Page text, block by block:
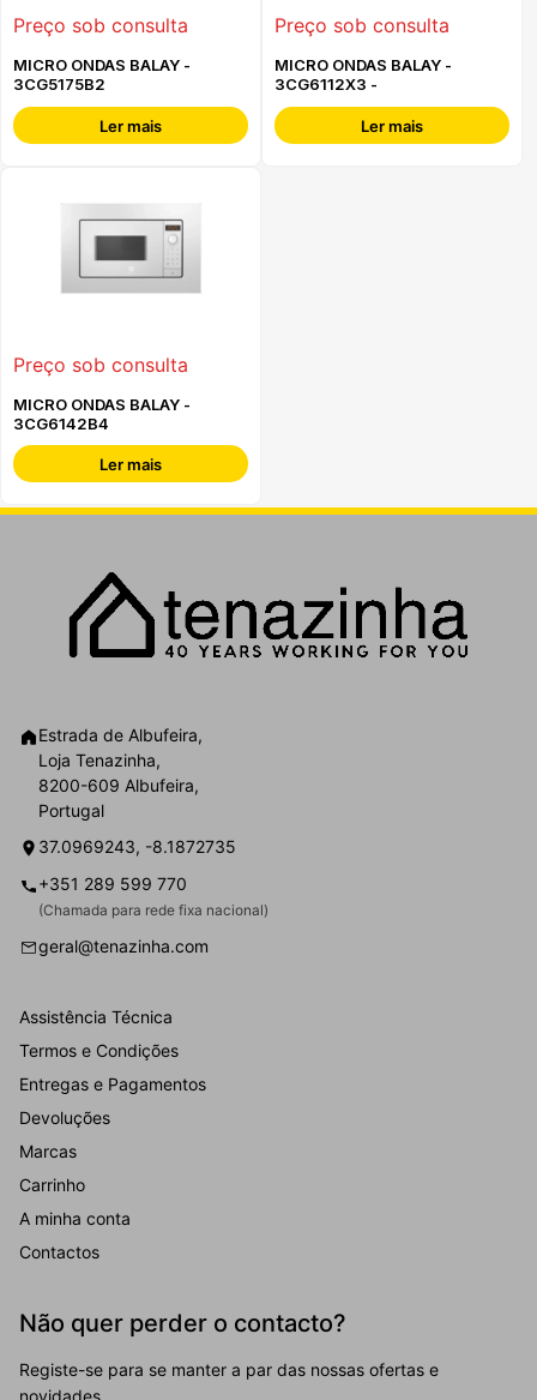
Preço sob consulta
MICRO ONDAS BALAY -
3CG5175B2
Ler mais
Preço sob consulta
MICRO ONDAS BALAY -
3CG6112X3 -
Ler mais
Preço sob consulta
MICRO ONDAS BALAY -
3CG6142B4
Ler mais
Estrada de Albufeira,
Loja Tenazinha,
8200-609 Albufeira,
Portugal
37.0969243, -8.1872735
+351 289 599 770
(Chamada para rede fixa nacional)
geral@tenazinha.com
Assistência Técnica
Termos e Condições
Entregas e Pagamentos
Devoluções
Marcas
Carrinho
A minha conta
Contactos
Não quer perder o contacto?
Registe-se para se manter a par das nossas ofertas e
novidades